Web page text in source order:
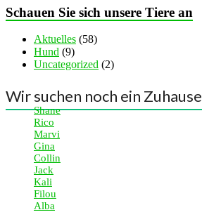
Schauen Sie sich unsere Tiere an
Aktuelles (58)
Hund (9)
Uncategorized (2)
Wir suchen noch ein Zuhause
Shane
Rico
Marvi
Gina
Collin
Jack
Kali
Filou
Alba